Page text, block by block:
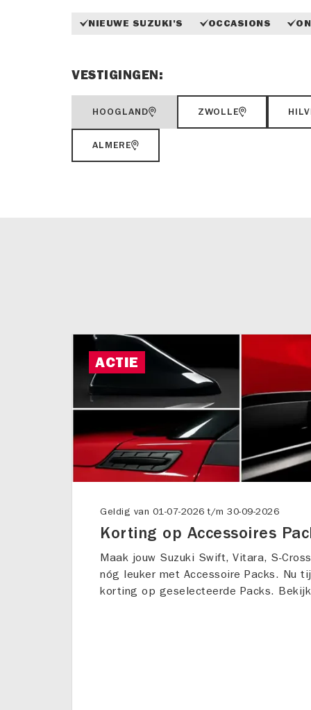
NIEUWE SUZUKI'S OCCASIONS
VESTIGINGEN:
HOOGLAND ZWOLLE
ALMERE
ACTIE
Geldig van 01-07-2026 t/m 30-09-2026
Korting op Accessoires
Maak jouw Suzuki Swift, Vitara, S-
nóg leuker met Accessoire Packs. Nu
korting op geselecteerde Packs.